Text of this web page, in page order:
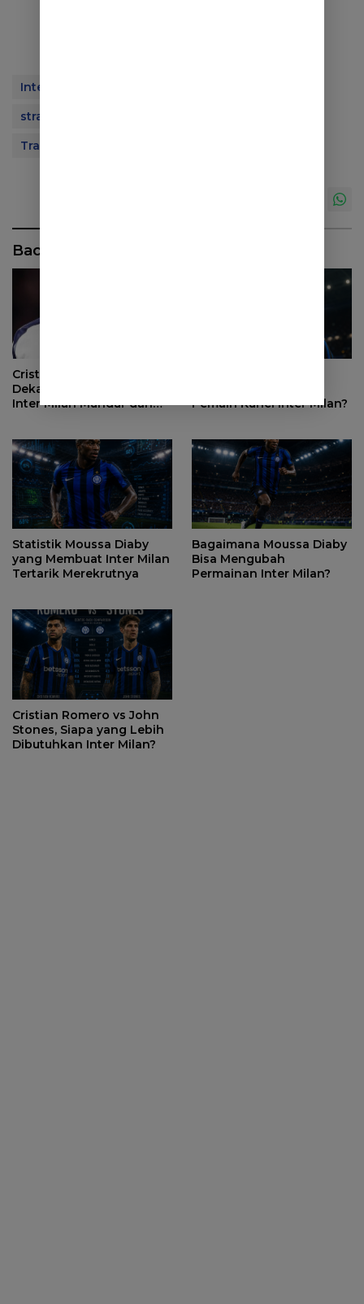
Inter Milan
strategi Inter Milan
Transfer Inter Milan
Baca Juga
Cristian Romero Makin
Dekat ke Atletico Madrid,
Inter Milan Mundur dari
Pemain Kunci Inter Milan?
Statistik Moussa Diaby
yang Membuat Inter Milan
Tertarik Merekrutnya
Bagaimana Moussa Diaby
Bisa Mengubah
Permainan Inter Milan?
Cristian Romero vs John
Stones, Siapa yang Lebih
Dibutuhkan Inter Milan?